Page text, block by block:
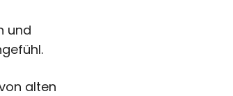
und
alten